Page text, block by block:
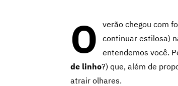
O
verão chegou com
continuar estilosa)
entendemos você.
de linho?) que, além de
atrair olhares.